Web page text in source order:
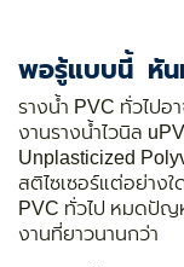
พอรู้แบบนี้ หันม
รางน้ำ PVC ทั่วไปอ
งานรางน้ำไวนิล
Unplasticized
สติไซเซอร์แต่อย่าง
PVC ทั่วไป หมดปัญ
งานที่ยาวนานกว่า